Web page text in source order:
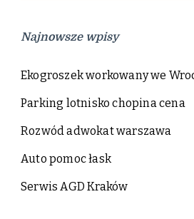
Najnowsze wpisy
Ekogroszek workowany we
Parking lotnisko chopina cena
Rozwód adwokat warszawa
Auto pomoc łask
Serwis AGD Kraków